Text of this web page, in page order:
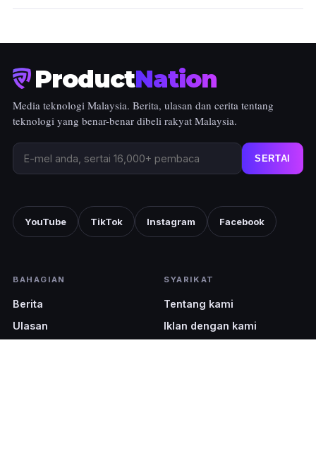
ProductNation
Media teknologi Malaysia. Berita, ulasan dan cerita tentang
teknologi yang benar-benar dibeli rakyat Malaysia.
SERTAI
YouTube TikTok Instagram Facebook
BAHAGIAN
Berita
Ulasan
SYARIKAT
Tentang kami
Iklan dengan kami